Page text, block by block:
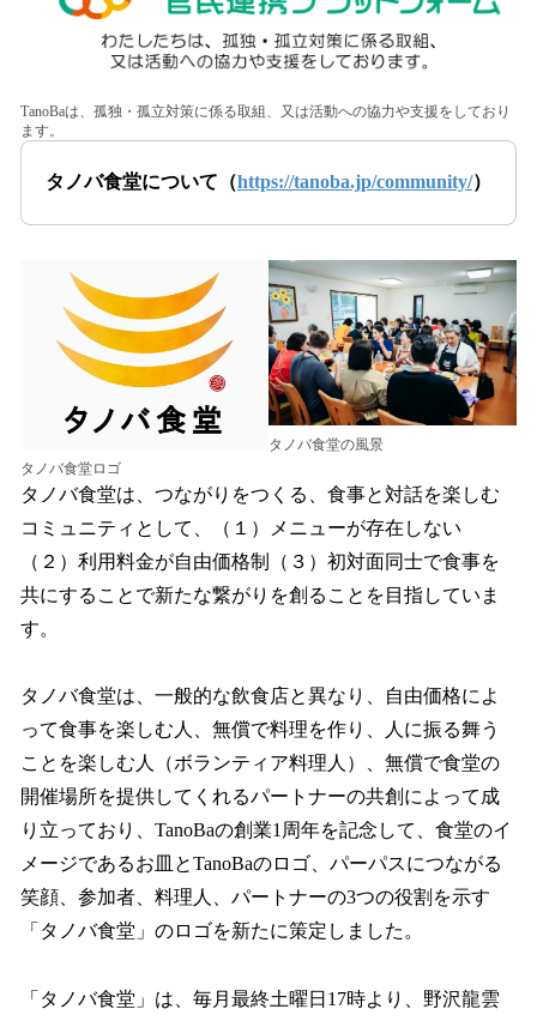
TanoBaは、孤独・孤立対策に係る取組、又は活動への協力や支援をしており
ます。
タノバ食堂について（https://tanoba.jp/community/）
タノバ食堂ロゴ
タノバ食堂の風景
タノバ食堂は、つながりをつくる、食事と対話を楽しむ
コミュニティとして、（１）メニューが存在しない
（２）利用料金が自由価格制（３）初対面同士で食事を
共にすることで新たな繋がりを創ることを目指していま
す。
タノバ食堂は、一般的な飲食店と異なり、自由価格によ
って食事を楽しむ人、無償で料理を作り、人に振る舞う
ことを楽しむ人（ボランティア料理人）、無償で食堂の
開催場所を提供してくれるパートナーの共創によって成
り立っており、TanoBaの創業1周年を記念して、食堂のイ
メージであるお皿とTanoBaのロゴ、パーパスにつながる
笑顔、参加者、料理人、パートナーの3つの役割を示す
「タノバ食堂」のロゴを新たに策定しました。
「タノバ食堂」は、毎月最終土曜日17時より、野沢龍雲